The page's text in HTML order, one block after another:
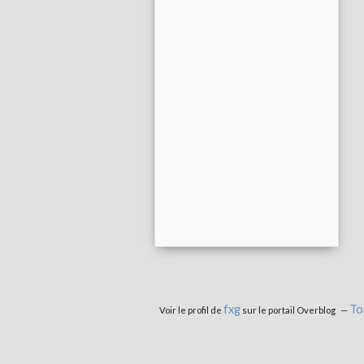
Voir le profil de fxgsur le portail Overblog